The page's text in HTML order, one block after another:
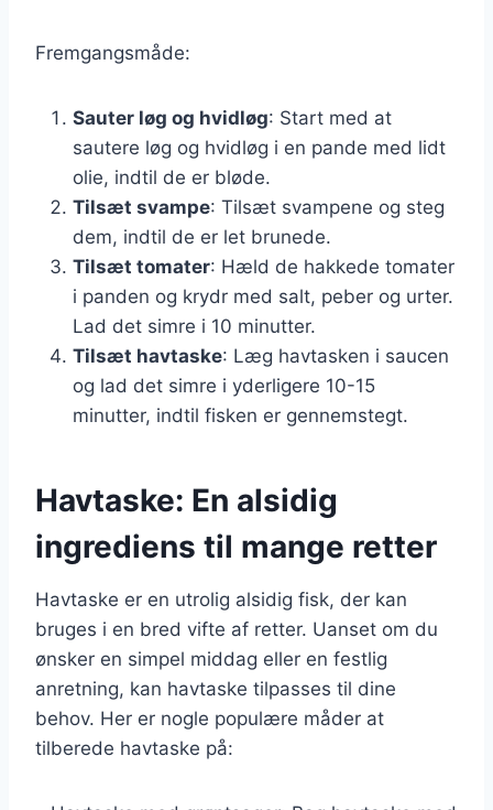
Fremgangsmåde:
Sauter løg og hvidløg: Start med at
sautere løg og hvidløg i en pande med lidt
olie, indtil de er bløde.
Tilsæt svampe: Tilsæt svampene og steg
dem, indtil de er let brunede.
Tilsæt tomater: Hæld de hakkede tomater
i panden og krydr med salt, peber og urter.
Lad det simre i 10 minutter.
Tilsæt havtaske: Læg havtasken i saucen
og lad det simre i yderligere 10-15
minutter, indtil fisken er gennemstegt.
Havtaske: En alsidig
ingrediens til mange retter
Havtaske er en utrolig alsidig fisk, der kan
bruges i en bred vifte af retter. Uanset om du
ønsker en simpel middag eller en festlig
anretning, kan havtaske tilpasses til dine
behov. Her er nogle populære måder at
tilberede havtaske på: